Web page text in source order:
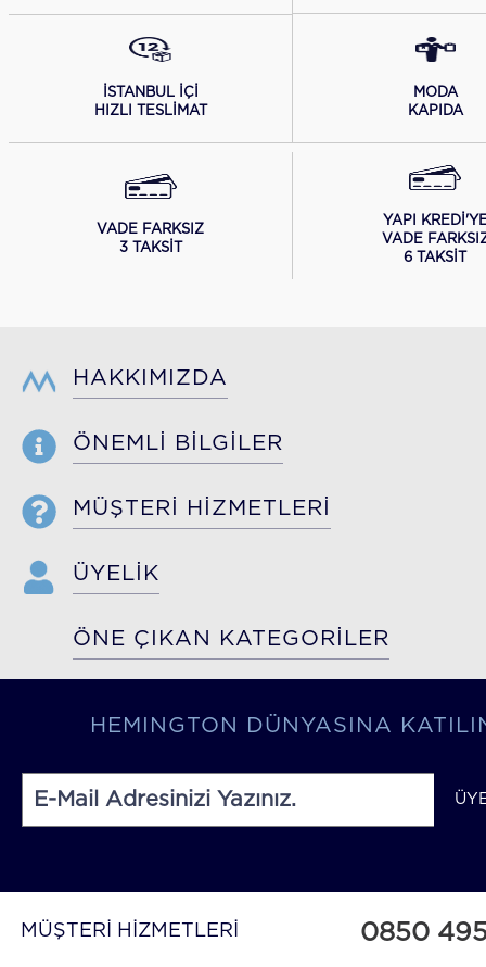
İSTANBUL İÇİ
HIZLI TESLİMAT
MODA
KAPIDA
VADE FARKSIZ
3 TAKSİT
YAPI
VADE
6 TAKSİT
HAKKIMIZDA
ÖNEMLİ BİLGİLER
MÜŞTERİ HİZMETLERİ
ÜYELİK
ÖNE ÇIKAN KATEGORİLER
HEMINGTON DÜNYASINA
MÜŞTERİ HİZMETLERİ 0850